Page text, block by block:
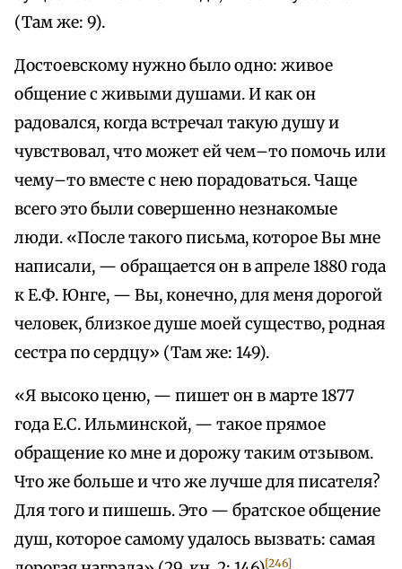
(Там же: 9).
Достоевскому нужно было одно: живое
общение с живыми душами. И как он
радовался, когда встречал такую душу и
чувствовал, что может ей чем–то помочь или
чему–то вместе с нею порадоваться. Чаще
всего это были совершенно незнакомые
люди. «После такого письма, которое Вы мне
написали, — обращается он в апреле 1880 года
к Е.Ф. Юнге, — Вы, конечно, для меня дорогой
человек, близкое душе моей существо, родная
сестра по сердцу» (Там же: 149).
«Я высоко ценю, — пишет он в марте 1877
года Е.С. Ильминской, — такое прямое
обращение ко мне и дорожу таким отзывом.
Что же больше и что же лучше для писателя?
Для того и пишешь. Это — братское общение
душ, которое самому удалось вызвать: самая
[246]